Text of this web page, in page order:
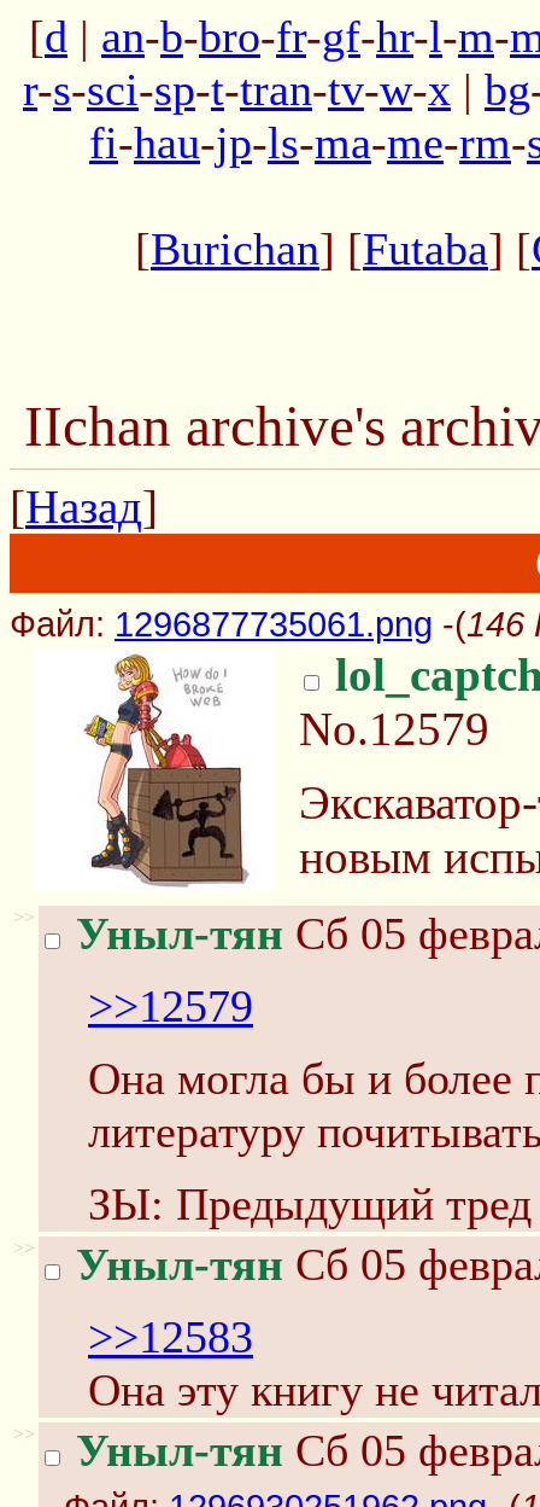
[d | an-b-bro-fr-gf-hr-l-m-
r-s-sci-sp-t-tran-tv-w-x | bg
fi-hau-jp-ls-ma-me-rm-
[Burichan] [Futaba] [
IIchan archive's
[Назад]
Файл: 1296877735061.png -(146
No.12579
новым
>> Уныл-тян Сб 05
>>12579
Она могла бы и более
литературу
ЗЫ: Предыдущий тред
>> Уныл-тян Сб 05
>>12583
Она эту книгу не
>> Уныл-тян Сб 05